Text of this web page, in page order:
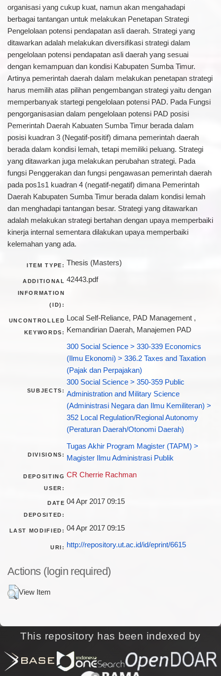
organisasi yang cukup kuat, namun akan mengahadapi
berbagai tantangan untuk melakukan Penetapan Strategi
Pengelolaan potensi pendapatan asli daerah. Strategi yang
ditawarkan adalah melakukan diversifikasi strategi dalam
pengelolaan potensi pendapatan asli daerah yang sesuai
dengan kemampuan dan kondisi Kabupaten Sumba Timur.
Artinya pemerintah daerah dalam melakukan penetapan strategi
harus memilih atas pilihan pengembangan strategi yaitu dengan
memperbanyak startegi pengelolaan potensi PAD. Pada Fungsi
pengorganisasian dalam pengelolaan potensi PAD posisi
Pemerintah Daerah Kabuaten Sumba Timur berada dalam
posisi kuadran 3 (Negatif-positif) dimana pemerintah daerah
berada dalam kondisi lemah, tetapi memiliki peluang. Strategi
yang ditawarkan juga melakukan perubahan strategi. Pada
fungsi Penggerakan dan fungsi pengawasan pemerintah daerah
pada pos1s1 kuadran 4 (negatif-negatif) dimana Pemerintah
Daerah Kabupaten Sumba Timur berada dalam kondisi lemah
dan menghadapi tantangan besar. Strategi yang ditawarkan
adalah melakukan strategi bertahan dengan upaya memperbaiki
kinerja internal sementara dilakukan upaya memperbaiki
kelemahan yang ada.
ITEM TYPE: Thesis (Masters)
ADDITIONAL
INFORMATION
(ID):
42443.pdf
UNCONTROLLED
KEYWORDS:
Local Self-Reliance, PAD Management ,
Kemandirian Daerah, Manajemen PAD
SUBJECTS:
300 Social Science > 330-339 Economics
(Ilmu Ekonomi) > 336.2 Taxes and Taxation
(Pajak dan Perpajakan)
300 Social Science > 350-359 Public
Administration and Military Science
(Administrasi Negara dan Ilmu Kemiliteran) >
352 Local Regulation/Regional Autonomy
(Peraturan Daerah/Otonomi Daerah)
DIVISIONS:
Tugas Akhir Program Magister (TAPM) >
Magister Ilmu Administrasi Publik
DEPOSITING
USER:
CR Cherrie Rachman
DATE
DEPOSITED:
04 Apr 2017 09:15
LAST MODIFIED: 04 Apr 2017 09:15
URI: http://repository.ut.ac.id/id/eprint/6615
Actions (login required)
View Item
This repository has been indexed by